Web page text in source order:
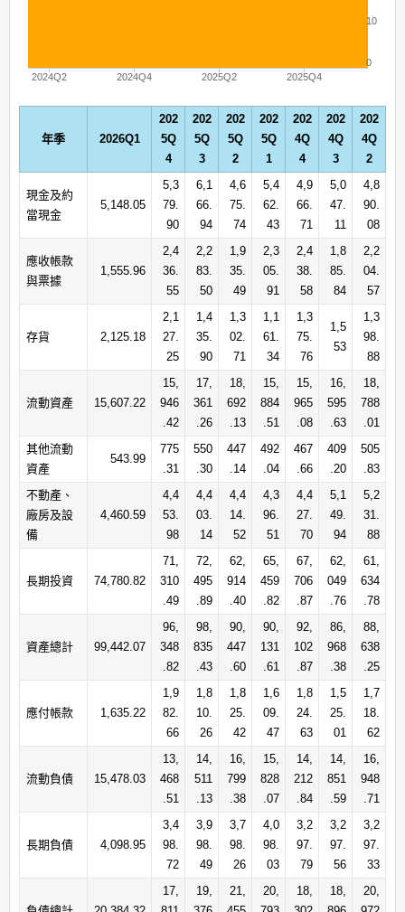
2024Q2 2024Q4 2025Q2 2025Q4
0
10
年季 2026Q1
202
5Q
4
202
5Q
3
202
5Q
2
202
5Q
1
202
4Q
4
202
4Q
3
202
4Q
2
現金及約
當現金
5,148.05
5,3
79.
90
6,1
66.
94
4,6
75.
74
5,4
62.
43
4,9
66.
71
5,0
47.
11
4,8
90.
08
應收帳款
與票據
1,555.96
2,4
36.
55
2,2
83.
50
1,9
35.
49
2,3
05.
91
2,4
38.
58
1,8
85.
84
2,2
04.
57
存貨 2,125.18
2,1
27.
25
1,4
35.
90
1,3
02.
71
1,1
61.
34
1,3
75.
76
1,5
53
1,3
98.
88
流動資產 15,607.22
15,
946
.42
17,
361
.26
18,
692
.13
15,
884
.51
15,
965
.08
16,
595
.63
18,
788
.01
其他流動
資產
543.99
775
.31
550
.30
447
.14
492
.04
467
.66
409
.20
505
.83
不動產、
廠房及設
備
4,460.59
4,4
53.
98
4,4
03.
14
4,4
14.
52
4,3
96.
51
4,4
27.
70
5,1
49.
94
5,2
31.
88
長期投資 74,780.82
71,
310
.49
72,
495
.89
62,
914
.40
65,
459
.82
67,
706
.87
62,
049
.76
61,
634
.78
資產總計 99,442.07
96,
348
.82
98,
835
.43
90,
447
.60
90,
131
.61
92,
102
.87
86,
968
.38
88,
638
.25
應付帳款 1,635.22
1,9
82.
66
1,8
10.
26
1,8
25.
42
1,6
09.
47
1,8
24.
63
1,5
25.
01
1,7
18.
62
流動負債 15,478.03
13,
468
.51
14,
511
.13
16,
799
.38
15,
828
.07
14,
212
.84
14,
851
.59
16,
948
.71
長期負債 4,098.95
3,4
98.
72
3,9
98.
49
3,7
98.
26
4,0
98.
03
3,2
97.
79
3,2
97.
56
3,2
97.
33
17,
19,
21,
20,
18,
18,
20,